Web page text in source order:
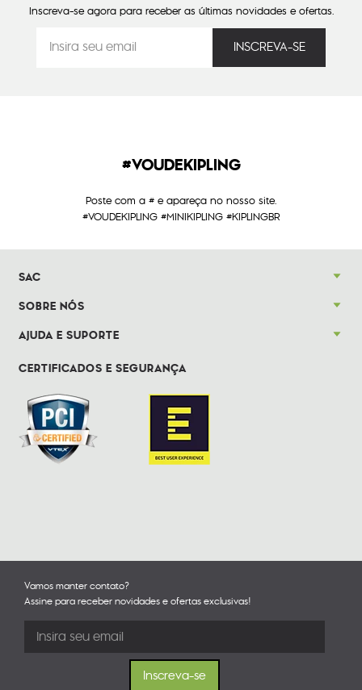
Inscreva-se agora para receber as últimas novidades e ofertas.
#VOUDEKIPLING
Poste com a # e apareça no nosso site.
#VOUDEKIPLING #MINIKIPLING #KIPLINGBR
SAC
SOBRE NÓS
AJUDA E SUPORTE
CERTIFICADOS E SEGURANÇA
Vamos manter contato?
Assine para receber novidades e ofertas exclusivas!